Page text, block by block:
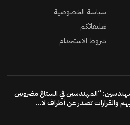
سياسة الخصوصية
تعليقاتكم
شروط الاستخدام
“المهندسين في الستاغ مضروبين
والقرارات تصدر عن أطراف لا...